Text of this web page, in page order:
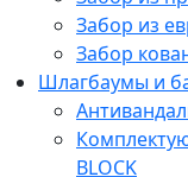
Забор из
Забор
Шлагбаумы и
BLOCK